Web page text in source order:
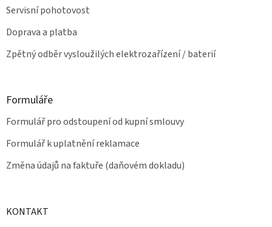
Servisní pohotovost
Doprava a platba
Zpětný odběr vysloužilých elektrozařízení / baterií
Formuláře
Formulář pro odstoupení od kupní smlouvy
Formulář k uplatnění reklamace
Změna údajů na faktuře (daňovém dokladu)
KONTAKT